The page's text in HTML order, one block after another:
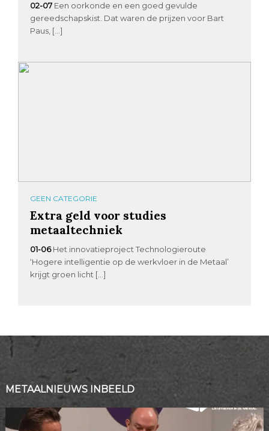
02-07 Een oorkonde en een goed gevulde
gereedschapskist. Dat waren de prijzen voor Bart
Paus, […]
GEEN CATEGORIE
Extra geld voor studies
metaaltechniek
01-06 Het innovatieproject Technologieroute
‘Hogere intelligentie op de werkvloer in de Metaal’
krijgt groen licht […]
METAALNIEUWS INBEELD